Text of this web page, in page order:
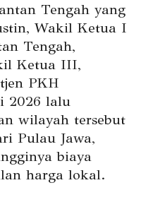
Tengah yang
Wakil Ketua I
Tengah,
Ketua III,
PKH
2026 lalu
wilayah tersebut
Pulau Jawa,
biaya
harga lokal.